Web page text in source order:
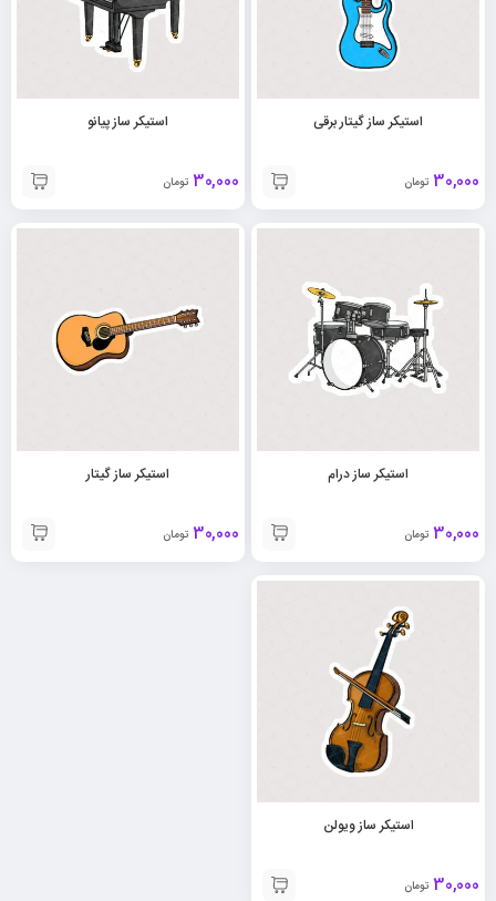
استیکر ساز گیتار برقی
30,000 تومان
استیکر ساز پیانو
30,000 تومان
استیکر ساز درام
30,000 تومان
استیکر ساز گیتار
30,000 تومان
استیکر ساز ویولن
30,000 تومان